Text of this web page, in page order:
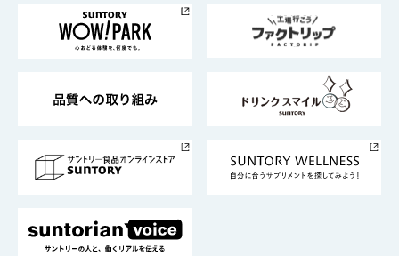
地域情報
サントリーサンバーズ大阪
サントリーが考えるサステナビリティ経営
企業概要
採用情報